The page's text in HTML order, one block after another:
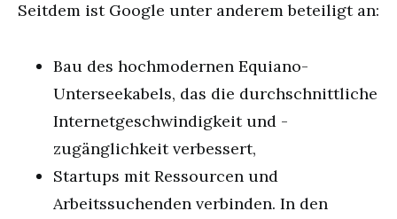
Seitdem ist Google unter anderem beteiligt an:
Bau des hochmodernen Equiano-
Unterseekabels, das die durchschnittliche
Internetgeschwindigkeit und -
zugänglichkeit verbessert,
Startups mit Ressourcen und
Arbeitssuchenden verbinden. In den